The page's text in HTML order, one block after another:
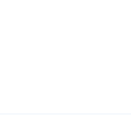
wapens moet je de nare
en baan je een weg door elk